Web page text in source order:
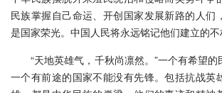
民族掌握自己命运、开创国家发展新路的人们
是国家荣光。中国人民将永远铭记他们建立的不
“天地英雄气，千秋尚凛然。”一个有希望的
一个有前途的国家不能没有先锋。包括抗战英